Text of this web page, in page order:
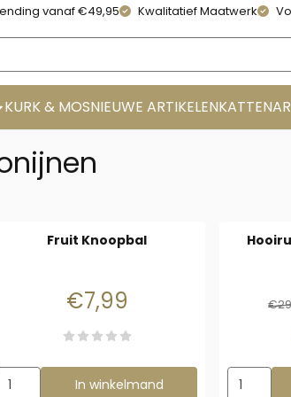
vanaf €49,95 Kwalitatief Maatwerk
KURK & MOSNIEUWE ARTIKELEN
vanaf 2,99
stuk Tot 4 €4,99 4 en meer €2,99
Konijnen
Fruit Knoopbal
Prijs: 7,99
€7,99
kiezen voor Fruit Knoopbal
In winkelmand
Aantal